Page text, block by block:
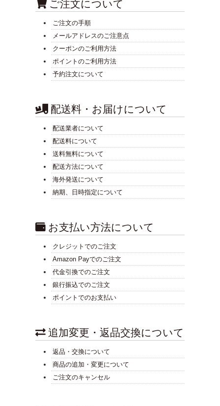
ご注文について
ご注文の手順
メールアドレスのご注意点
クーポンのご利用方法
ポイントのご利用方法
予約注文について
配送料・お届けについて
配送業者について
配送料について
送料無料について
配送方法について
海外発送について
納期、日時指定について
お支払い方法について
クレジットでのご注文
Amazon Payでのご注文
代金引換でのご注文
銀行振込でのご注文
ポイントでのお支払い
追加変更・返品交換について
返品・交換について
商品の追加・変更について
ご注文のキャンセル